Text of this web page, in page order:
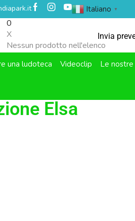
Italiano ▼
0
X
Nessun prodotto nell'elenco
Invia
una ludoteca Videoclip Le nostre
Elsa